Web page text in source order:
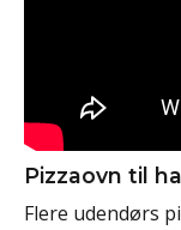
Pizzaovn til
Flere udendørs